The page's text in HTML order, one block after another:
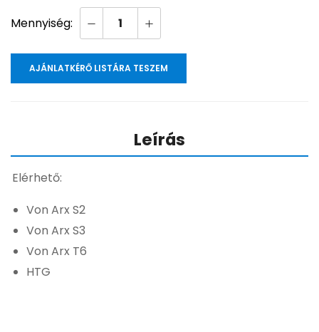
AJÁNLATKÉRŐ LISTÁRA TESZEM
Leírás
Elérhető:
Von Arx S2
Von Arx S3
Von Arx T6
HTG